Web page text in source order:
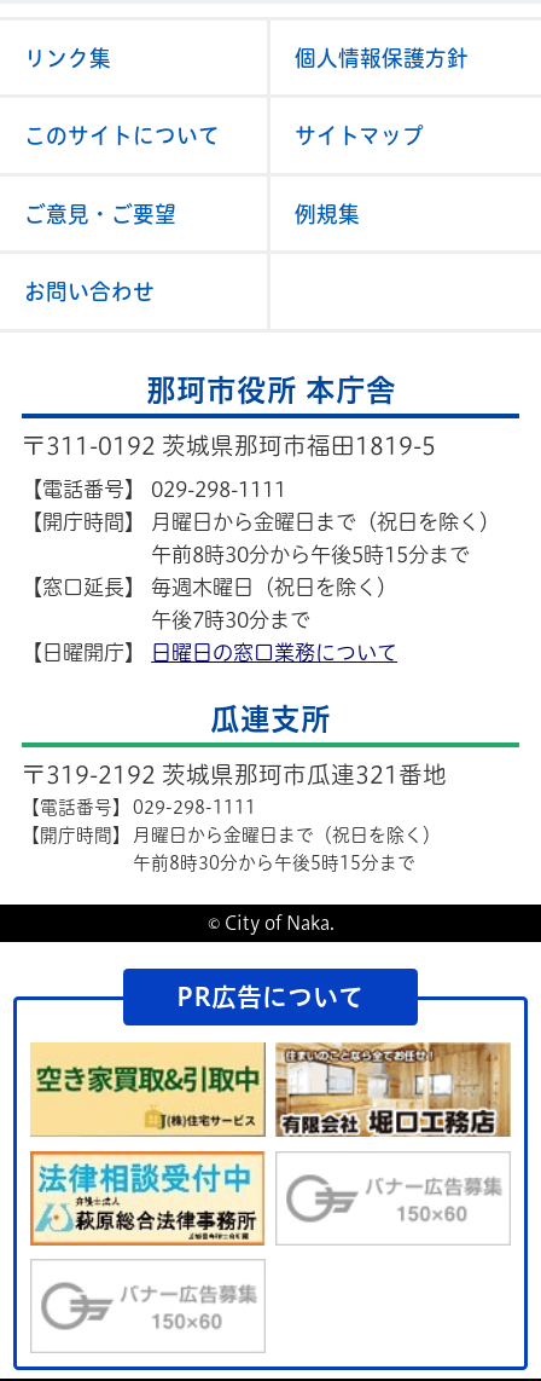
リンク集 個人情報保護方針
このサイトについて サイトマップ
ご意見・ご要望 例規集
お問い合わせ
那珂市役所 本庁舎
〒311-0192 茨城県那珂市福田1819-5
【電話番号】
029-298-1111
【開庁時間】
月曜日から金曜日まで（祝日を除く）
午前8時30分から午後5時15分まで
【窓口延長】
毎週木曜日（祝日を除く）
午後7時30分まで
【日曜開庁】
日曜日の窓口業務について
瓜連支所
〒319-2192 茨城県那珂市瓜連321番地
【電話番号】
029-298-1111
【開庁時間】
月曜日から金曜日まで（祝日を除く）
午前8時30分から午後5時15分まで
© City of Naka.
PR広告について